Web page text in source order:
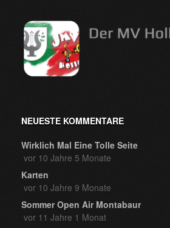
NEUESTE KOMMENTARE
Wirklich Mal Eine Tolle Seite
vor 10 Jahre 5 Monate
Karten
vor 10 Jahre 9 Monate
Sommer Open Air Montabaur
vor 11 Jahre 1 Monat